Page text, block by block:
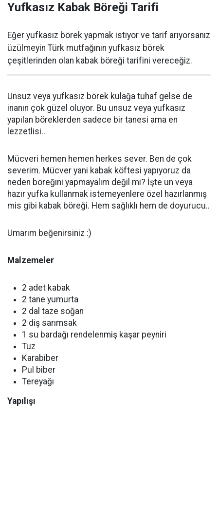
Yufkasız Kabak Böreği Tarifi
Eğer yufkasız börek yapmak istiyor ve tarif arıyorsanız
üzülmeyin Türk mutfağının yufkasız börek
çeşitlerinden olan kabak böreği tarifini vereceğiz.
Unsuz veya yufkasız börek kulağa tuhaf gelse de
inanın çok güzel oluyor. Bu unsuz veya yufkasız
yapılan böreklerden sadece bir tanesi ama en
lezzetlisi..
Mücveri hemen hemen herkes sever. Ben de çok
severim. Mücver yani kabak köftesi yapıyoruz da
neden böreğini yapmayalım değil mi? İşte un veya
hazır yufka kullanmak istemeyenlere özel hazırlanmış
mis gibi kabak böreği. Hem sağlıklı hem de doyurucu..
Umarım beğenirsiniz :)
Malzemeler
2 adet kabak
2 tane yumurta
2 dal taze soğan
2 diş sarımsak
1 su bardağı rendelenmiş kaşar peyniri
Tuz
Karabiber
Pul biber
Tereyağı
Yapılışı